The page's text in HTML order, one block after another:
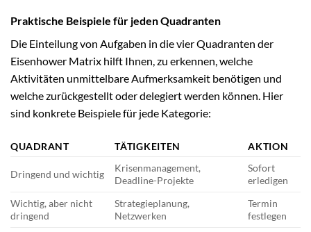
Praktische Beispiele für jeden Quadranten
Die Einteilung von Aufgaben in die vier Quadranten der
Eisenhower Matrix hilft Ihnen, zu erkennen, welche
Aktivitäten unmittelbare Aufmerksamkeit benötigen und
welche zurückgestellt oder delegiert werden können. Hier
sind konkrete Beispiele für jede Kategorie:
QUADRANT TÄTIGKEITEN AKTION
Dringend und wichtig
Krisenmanagement,
Deadline-Projekte
Sofort
erledigen
Wichtig, aber nicht
dringend
Strategieplanung,
Netzwerken
Termin
festlegen